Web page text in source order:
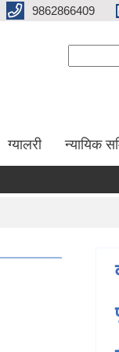
9862866409
ग्यालरी न्यायिक